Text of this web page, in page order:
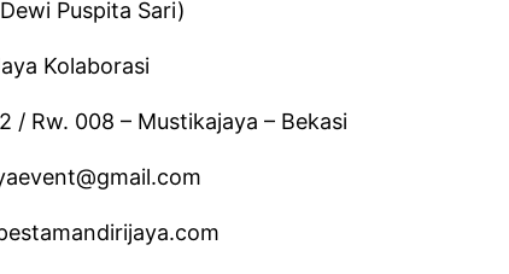
Puspita Sari)
Kolaborasi
/ Rw. 008 – Mustikajaya – Bekasi